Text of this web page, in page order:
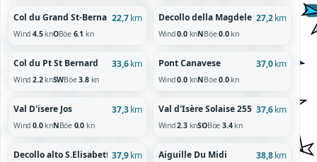
Col du Grand St-Bernard22,7 km
Wind 4.5knOBöe 6.1 kn
Decollo della Magdeleine 1760m
27,2km
Wind0.0knNBöe0.0kn
Col du Pt St Bernard 33,6 km
Wind 2.2knSWBöe3.8kn
Pont Canavese 37,0km
Wind0.0knNBöe0.0kn
Val D'isere Jos 37,3 km
Wind 0.0knNBöe 0.0 kn
Val d'Isère Solaise 2558m37,6km
Wind2.3knSOBöe 3.4kn
Decollo alto S.Elisabetta 1565m
37,9 km Aiguille Du Midi 38,8km